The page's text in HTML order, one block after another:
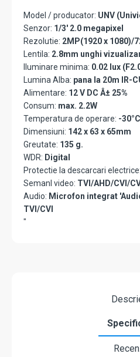
Model / producator: UNV
Senzor: 1/3' 2.0 megapixel
Rezolutie: 2MP(1920 x 1080)/
Lentila: 2.8mm unghi
Iluminare minima: 0.02 lux
Lumina Alba: pana la 20m IR-
Alimentare: 12 V DC Â± 25%
Consum: max. 2.2W
Temperatura de operare: -
Dimensiuni: 142 x 63 x 65mm
Greutate: 135 g.
WDR: Digital
Protectie la descarcari electrice:
Semanl video: TVI/AHD/CVI/
Audio: Microfon integrat
TVI/CVI
"